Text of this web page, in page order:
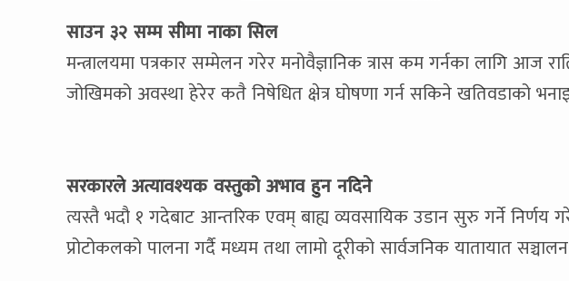
साउन ३२ सम्म सीमा नाका सिल
मन्त्रालयमा पत्रकार सम्मेलन गरेर मनोवैज्ञानिक त्रास कम गर्नका लागि आज
जोखिमको अवस्था हेरेर कतै निषेधित क्षेत्र घोषणा गर्न सकिने खतिवडाको
सरकारले अत्यावश्यक वस्तुको अभाव हुन नदिने
त्यस्तै भदौ १ गदेबाट आन्तरिक एवम् बाह्य व्यवसायिक उडान सुरु गर्ने निर्णय
प्रोटोकलको पालना गर्दै मध्यम तथा लामो दूरीको सार्वजनिक यातायात